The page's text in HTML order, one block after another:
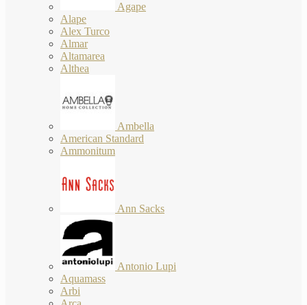
Agape
Alape
Alex Turco
Almar
Altamarea
Althea
Ambella
American Standard
Ammonitum
Ann Sacks
Antonio Lupi
Aquamass
Arbi